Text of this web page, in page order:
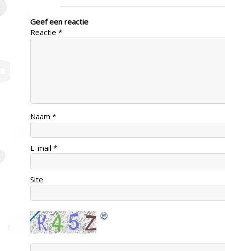
Geef een reactie
Reactie *
Naam *
E-mail *
Site